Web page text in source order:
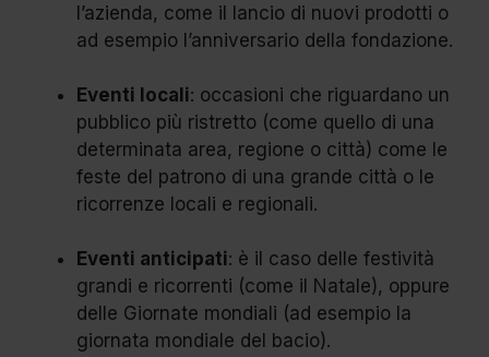
l’azienda, come il lancio di nuovi prodotti o
ad esempio l’anniversario della fondazione.
Eventi locali: occasioni che riguardano un
pubblico più ristretto (come quello di una
determinata area, regione o città) come le
feste del patrono di una grande città o le
ricorrenze locali e regionali.
Eventi anticipati: è il caso delle festività
grandi e ricorrenti (come il Natale), oppure
delle Giornate mondiali (ad esempio la
giornata mondiale del bacio).